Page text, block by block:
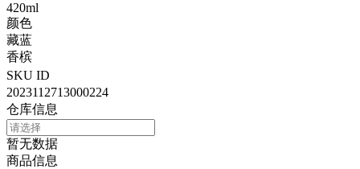
420ml
颜色
藏蓝
香槟
SKU ID
2023112713000224
仓库信息
暂无数据
商品信息